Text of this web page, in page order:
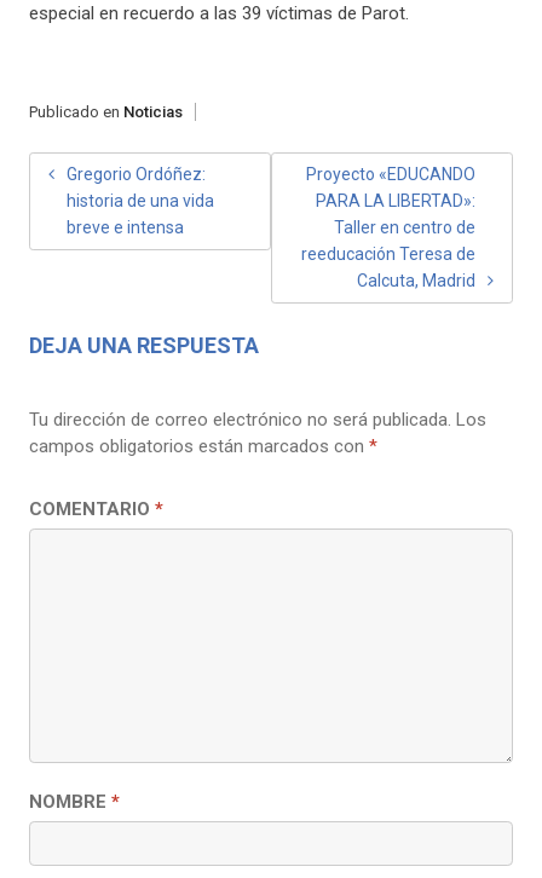
especial en recuerdo a las 39 víctimas de Parot.
Publicado en Noticias
NAVEGACIÓN
ENTRADAS
Gregorio Ordóñez:
historia de una vida
breve e intensa
Proyecto «EDUCANDO
PARA LA LIBERTAD»:
Taller en centro de
reeducación Teresa de
Calcuta, Madrid
DEJA UNA RESPUESTA
Tu dirección de correo electrónico no será publicada. Los
campos obligatorios están marcados con *
COMENTARIO *
NOMBRE *